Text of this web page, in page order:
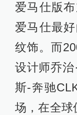
爱马仕版
爱马仕最
纹饰。而
设计师乔
斯-奔驰
场，在全球